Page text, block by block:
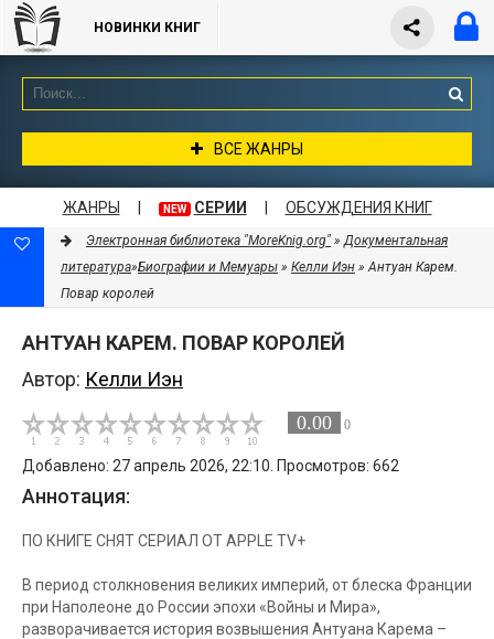
НОВИНКИ КНИГ
ВСЕ ЖАНРЫ
ЖАНРЫ NEW СЕРИИ ОБСУЖДЕНИЯ КНИГ
Электронная библиотека "MoreKnig.org" »Документальная
литература»Биографии и Мемуары » Келли Иэн » Антуан Карем.
Повар королей
АНТУАН КАРЕМ. ПОВАР КОРОЛЕЙ
Автор: Келли Иэн
0.00 0
Добавлено: 27 апрель 2026, 22:10. Просмотров: 662
Аннотация:
ПО КНИГЕ СНЯТ СЕРИАЛ ОТ APPLE TV+
В период столкновения великих империй, от блеска Франции
при Наполеоне до России эпохи «Войны и Мира»,
разворачивается история возвышения Антуана Карема –